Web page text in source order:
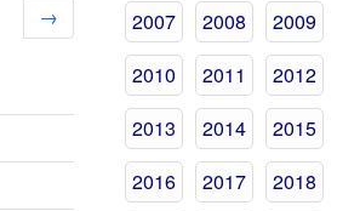
→
2007
2008
2009
2010
2011
2012
2013
2014
2015
2016
2017
2018